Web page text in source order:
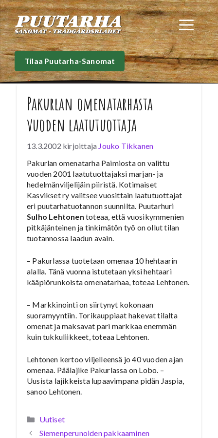
Siirry
sisältöön
Tilaa Puutarha-Sanomat
Pakurlan omenatarhasta
vuoden laatutuottaja
13.3.2002 kirjoittaja Jouko Tikkanen
Pakurlan omenatarha Paimiosta on valittu
vuoden 2001 laatutuottajaksi marjan- ja
hedelmänviljelijäin piiristä. Kotimaiset
Kasvikset ry valitsee vuosittain laatutuottajat
eri puutarhatuotannon suunnilta. Puutarhuri
Sulho Lehtonen toteaa, että vuosikymmenien
pitkäjänteinen ja tinkimätön työ on ollut tilan
tuotannossa laadun avain.
– Pakurlassa tuotetaan omenaa 10 hehtaarin
alalla. Tänä vuonna istutetaan yksi hehtaari
kääpiörunkoista omenatarhaa, toteaa Lehtonen.
– Markkinointi on siirtynyt kokonaan
suoramyyntiin. Torikauppiaat hakevat tilalta
omenat ja maksavat pari markkaa enemmän
kuin tukkuliikkeet, toteaa Lehtonen.
Lehtonen kertoo viljelleensä jo 40 vuoden ajan
omenaa. Päälajike Pakurlassa on Lobo. –
Uusista lajikkeista lupaavimpana pidän Jaspia,
sanoo Lehtonen.
Kategoriat
Uutiset
Siemenperunoiden pakkaaminen